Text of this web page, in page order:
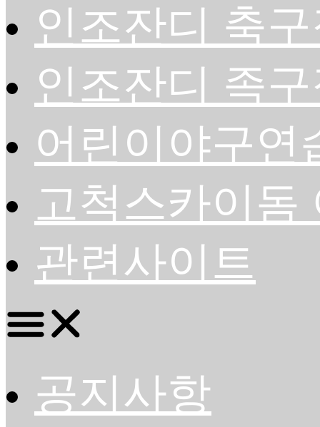
인조잔디 축
인조잔디 족
어린이야구연
고척스카이돔
관련사이트
공지사항